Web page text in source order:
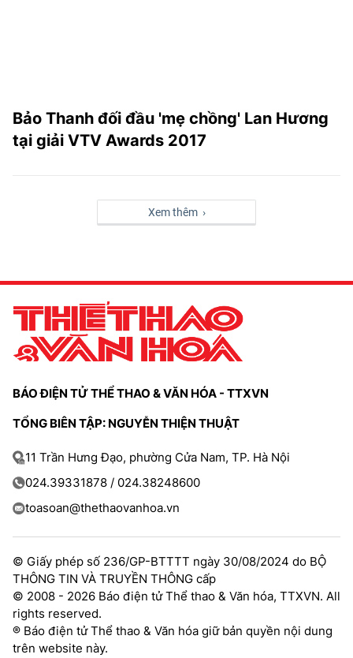
Bảo Thanh đối đầu 'mẹ chồng' Lan Hương
tại giải VTV Awards 2017
Xem thêm ›
BÁO ĐIỆN TỬ THỂ THAO & VĂN HÓA - TTXVN
TỔNG BIÊN TẬP: NGUYỄN THIỆN THUẬT
11 Trần Hưng Đạo, phường Cửa Nam, TP. Hà Nội
024.39331878 / 024.38248600
toasoan@thethaovanhoa.vn
© Giấy phép số 236/GP-BTTTT ngày 30/08/2024 do BỘ
THÔNG TIN VÀ TRUYỀN THÔNG cấp
© 2008 - 2026 Báo điện tử Thể thao & Văn hóa, TTXVN. All
rights reserved.
® Báo điện tử Thể thao & Văn hóa giữ bản quyền nội dung
trên website này.